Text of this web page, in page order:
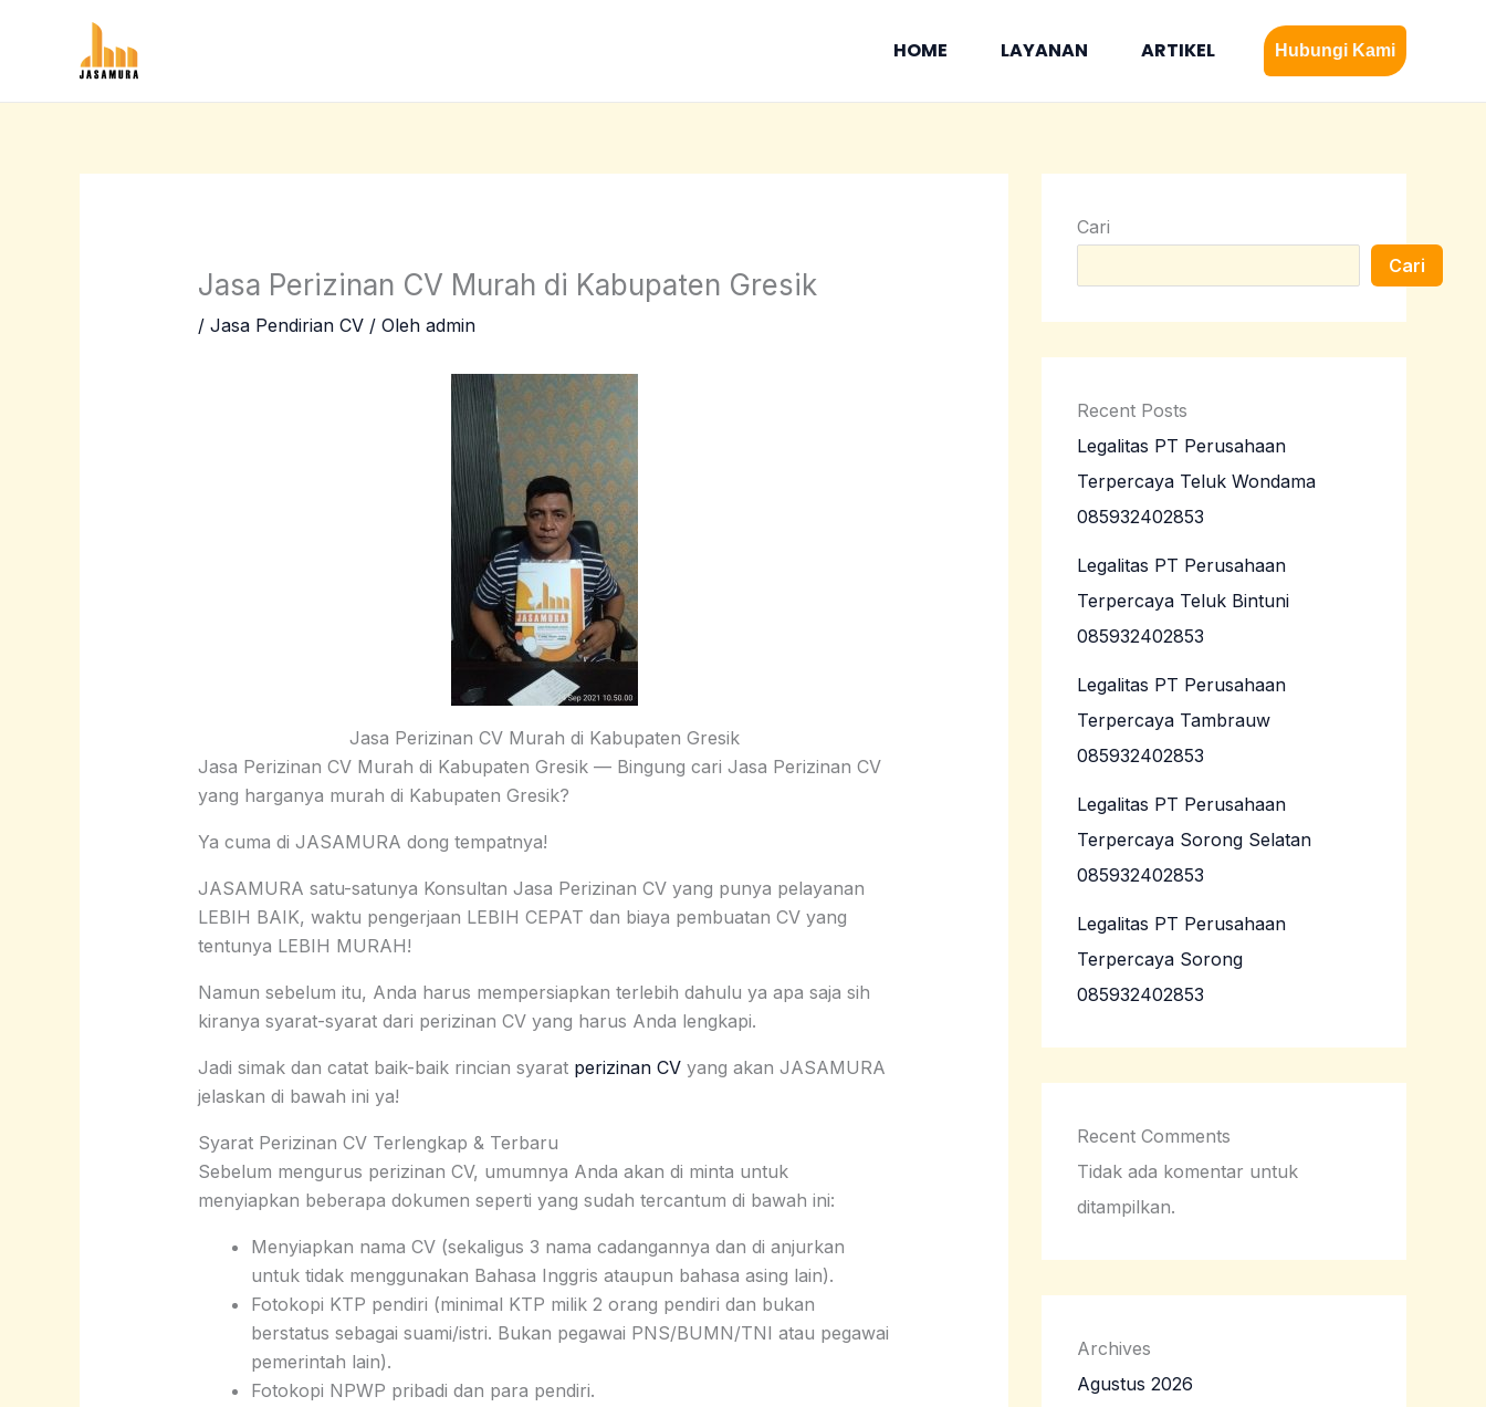
HOME LAYANAN ARTIKEL Hubungi Kami
Jasa Perizinan CV Murah di Kabupaten Gresik
/ Jasa Pendirian CV/ Oleh admin
Jasa Perizinan CV Murah di Kabupaten Gresik
Jasa Perizinan CV Murah di Kabupaten Gresik — Bingung cari Jasa Perizinan CV
yang harganya murah di Kabupaten Gresik?
Ya cuma di JASAMURA dong tempatnya!
JASAMURA satu-satunya Konsultan Jasa Perizinan CV yang punya pelayanan
LEBIH BAIK, waktu pengerjaan LEBIH CEPAT dan biaya pembuatan CV yang
tentunya LEBIH MURAH!
Namun sebelum itu, Anda harus mempersiapkan terlebih dahulu ya apa saja sih
kiranya syarat-syarat dari perizinan CV yang harus Anda lengkapi.
Jadi simak dan catat baik-baik rincian syarat perizinan CVyang akan JASAMURA
jelaskan di bawah ini ya!
Syarat Perizinan CV Terlengkap & Terbaru
Sebelum mengurus perizinan CV, umumnya Anda akan di minta untuk
menyiapkan beberapa dokumen seperti yang sudah tercantum di bawah ini:
Menyiapkan nama CV (sekaligus 3 nama cadangannya dan di anjurkan
untuk tidak menggunakan Bahasa Inggris ataupun bahasa asing lain).
Fotokopi KTP pendiri (minimal KTP milik 2 orang pendiri dan bukan
berstatus sebagai suami/istri. Bukan pegawai PNS/BUMN/TNI atau pegawai
pemerintah lain).
Fotokopi NPWP pribadi dan para pendiri.
Cari
Cari
Recent Posts
Legalitas PT Perusahaan
Terpercaya Teluk Wondama
085932402853
Legalitas PT Perusahaan
Terpercaya Teluk Bintuni
085932402853
Legalitas PT Perusahaan
Terpercaya Tambrauw
085932402853
Legalitas PT Perusahaan
Terpercaya Sorong Selatan
085932402853
Legalitas PT Perusahaan
Terpercaya Sorong
085932402853
Recent Comments
Tidak ada komentar untuk
ditampilkan.
Archives
Agustus 2026